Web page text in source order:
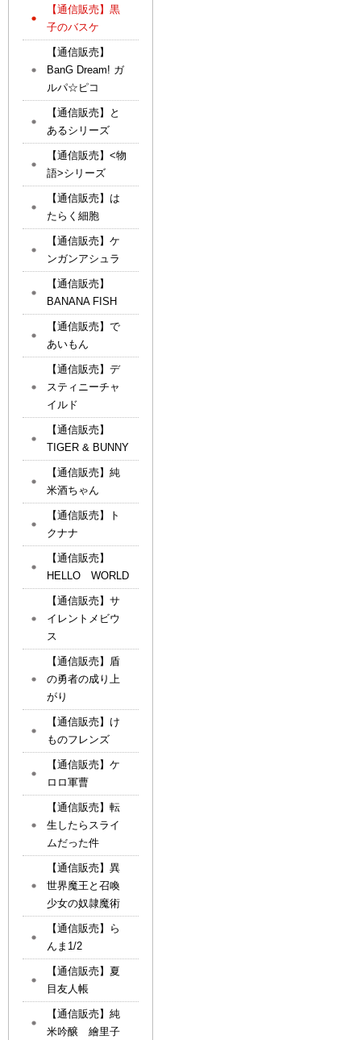
【通信販売】黒
子のバスケ
【通信販売】
BanG Dream! ガ
ルパ☆ピコ
【通信販売】と
あるシリーズ
【通信販売】<物
語>シリーズ
【通信販売】は
たらく細胞
【通信販売】ケ
ンガンアシュラ
【通信販売】
BANANA FISH
【通信販売】で
あいもん
【通信販売】デ
スティニーチャ
イルド
【通信販売】
TIGER & BUNNY
【通信販売】純
米酒ちゃん
【通信販売】ト
クナナ
【通信販売】
HELLO WORLD
【通信販売】サ
イレントメビウ
ス
【通信販売】盾
の勇者の成り上
がり
【通信販売】け
ものフレンズ
【通信販売】ケ
ロロ軍曹
【通信販売】転
生したらスライ
ムだった件
【通信販売】異
世界魔王と召喚
少女の奴隷魔術
【通信販売】ら
んま1/2
【通信販売】夏
目友人帳
【通信販売】純
米吟醸 繪里子